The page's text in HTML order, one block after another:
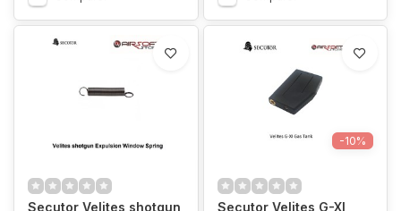
Secutor Velites shotgun
-10%
Secutor Velites G-XI